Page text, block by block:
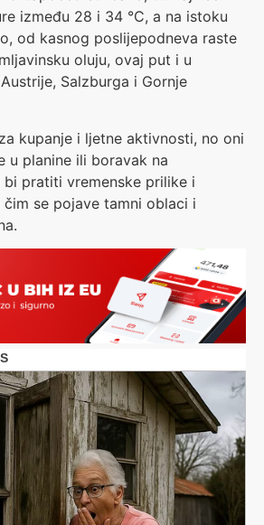
između 28 i 34 °C, a na istoku
od kasnog poslijepodneva raste
oluju, ovaj put i u
Salzburga i Gornje
kupanje i ljetne aktivnosti, no oni
u planine ili boravak na
pratiti vremenske prilike i
se pojave tamni oblaci i